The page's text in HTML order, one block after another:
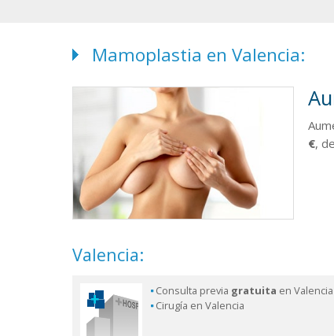
Mamoplastia en Valencia:
€,
Valencia:
Consulta previa gratuita en Valencia
Cirugía en Valencia